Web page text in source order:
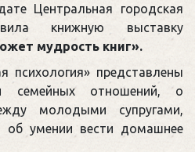
Центральная городская
книжную выставку
мудрость книг».
психология» представлены
семейных отношений, о
молодыми супругами,
об умении вести домашнее